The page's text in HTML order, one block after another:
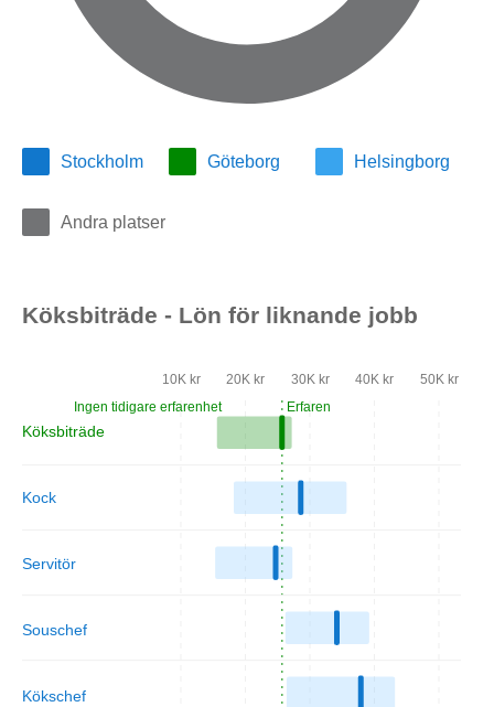
Stockholm Göteborg Helsingborg
Andra platser
Köksbiträde - Lön för liknande jobb
Köksbiträde
Kock
Servitör
Souschef
Kökschef
10K kr 20K kr 30K kr 40K kr 50K kr
Ingen tidigare erfarenhet Erfaren